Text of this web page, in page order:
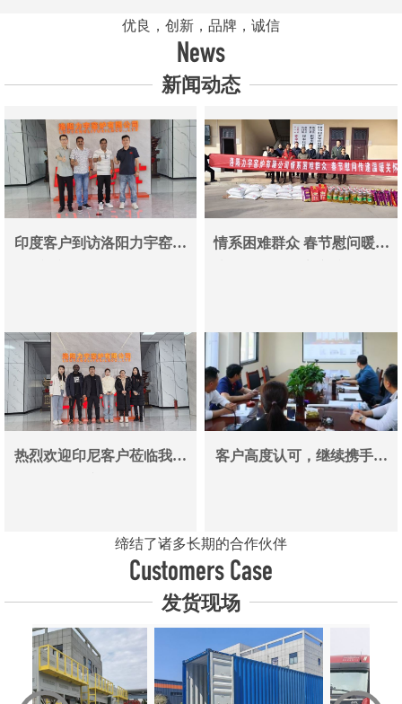
优良，创新，品牌，诚信
News
新闻动态
印度客户到访洛阳力宇窑炉
情系困难群众 春节慰问暖人
热烈欢迎印尼客户莅临我司
客户高度认可，继续携手同
缔结了诸多长期的合作伙伴
Customers Case
发货现场